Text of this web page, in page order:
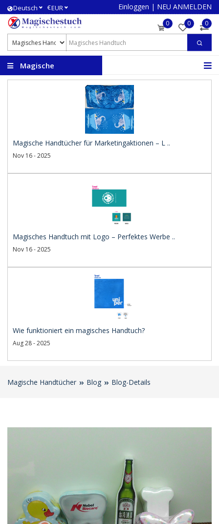
Deutsch €EUR Einloggen | NEU ANMELDEN
0 0 0
Magische
Magische Handtücher für Marketingaktionen – L ..
Nov 16 - 2025
Magisches Handtuch mit Logo – Perfektes Werbe ..
Nov 16 - 2025
Wie funktioniert ein magisches Handtuch?
Aug 28 - 2025
Magische Handtücher Blog Blog-Details